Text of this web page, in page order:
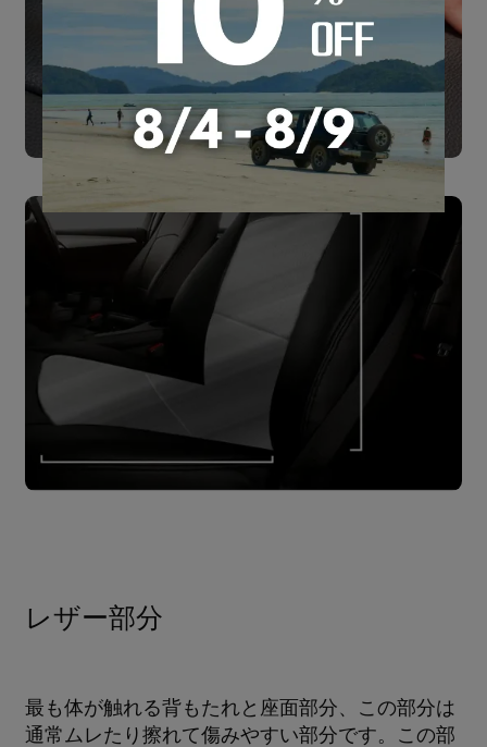
レザー部分
最も体が触れる背もたれと座面部分、この部分は
通常ムレたり擦れて傷みやすい部分です。この部